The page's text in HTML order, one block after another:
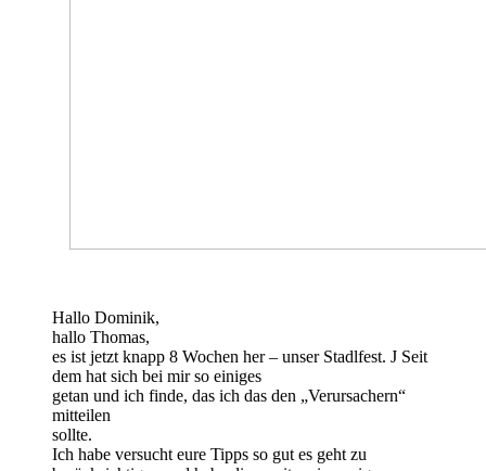
Hallo Dominik,
hallo Thomas,
es ist jetzt knapp 8 Wochen her – unser Stadlfest. J Seit
dem hat sich bei mir so einiges
getan und ich finde, das ich das den „Verursachern“
mitteilen
sollte.
Ich habe versucht eure Tipps so gut es geht zu